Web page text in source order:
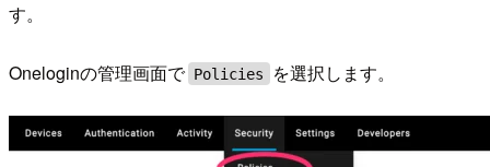
す。
Oneloginの管理画面で Policies を選択します。